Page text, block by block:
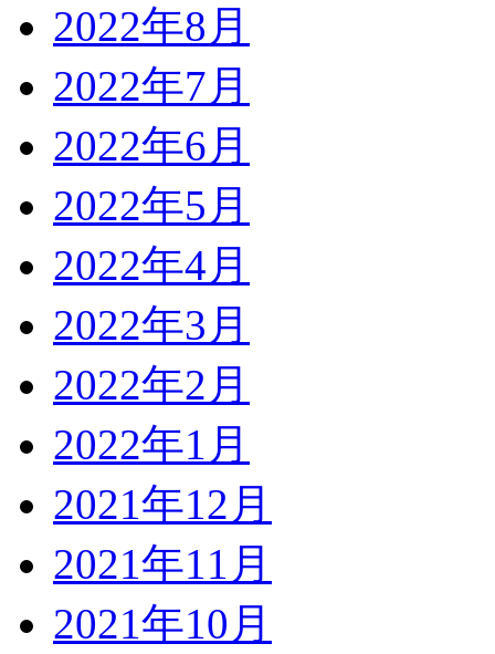
2022年8月
2022年7月
2022年6月
2022年5月
2022年4月
2022年3月
2022年2月
2022年1月
2021年12月
2021年11月
2021年10月